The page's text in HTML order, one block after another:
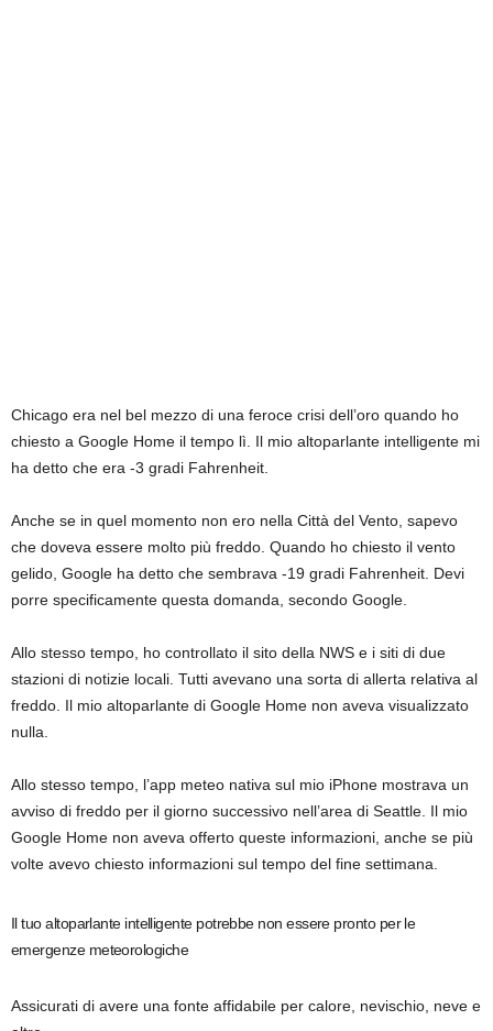
Chicago era nel bel mezzo di una feroce crisi dell’oro quando ho
chiesto a Google Home il tempo lì. Il mio altoparlante intelligente mi
ha detto che era -3 gradi Fahrenheit.
Anche se in quel momento non ero nella Città del Vento, sapevo
che doveva essere molto più freddo. Quando ho chiesto il vento
gelido, Google ha detto che sembrava -19 gradi Fahrenheit. Devi
porre specificamente questa domanda, secondo Google.
Allo stesso tempo, ho controllato il sito della NWS e i siti di due
stazioni di notizie locali. Tutti avevano una sorta di allerta relativa al
freddo. Il mio altoparlante di Google Home non aveva visualizzato
nulla.
Allo stesso tempo, l’app meteo nativa sul mio iPhone mostrava un
avviso di freddo per il giorno successivo nell’area di Seattle. Il mio
Google Home non aveva offerto queste informazioni, anche se più
volte avevo chiesto informazioni sul tempo del fine settimana.
Il tuo altoparlante intelligente potrebbe non essere pronto per le
emergenze meteorologiche
Assicurati di avere una fonte affidabile per calore, nevischio, neve e